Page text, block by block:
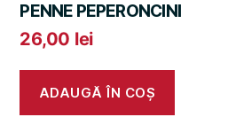
PENNE PEPERONCINI
26,00 lei
ADAUGĂ ÎN COȘ